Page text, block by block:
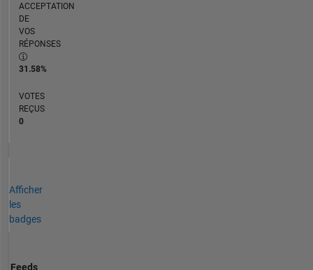
ACCEPTATION
DE
VOS
RÉPONSES
31.58%
VOTES
REÇUS
0
Afficher
les
badges
Feeds